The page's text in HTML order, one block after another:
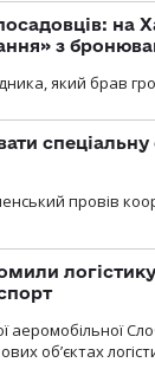
на
з
який брав
провів
аеромобільної
об’єктах